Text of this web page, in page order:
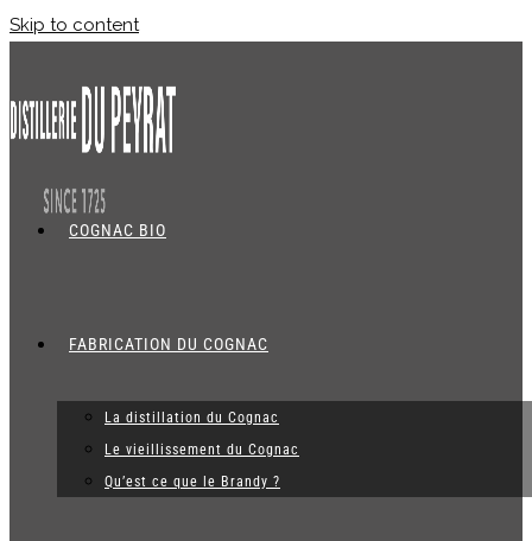
Skip to content
COGNAC BIO
FABRICATION DU COGNAC
La distillation du Cognac
Le vieillissement du Cognac
Qu’est ce que le Brandy ?